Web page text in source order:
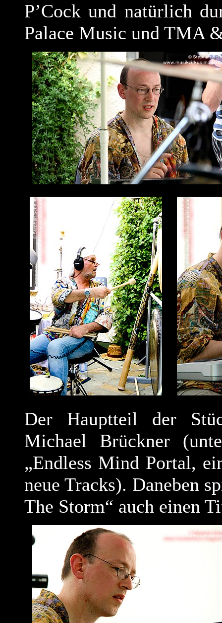
P’Cock und natürlich
Palace Music und TMA
Der Hauptteil der
Michael Brückner
„Endless Mind Portal,
neue Tracks). Daneben
The Storm“ auch einen